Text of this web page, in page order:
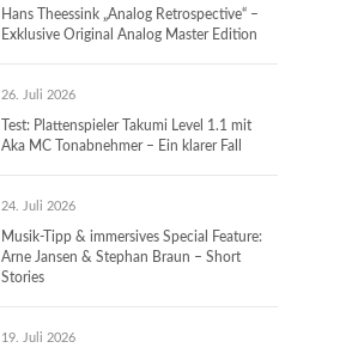
Hans Theessink „Analog Retrospective“ –
Exklusive Original Analog Master Edition
26. Juli 2026
Test: Plattenspieler Takumi Level 1.1 mit
Aka MC Tonabnehmer – Ein klarer Fall
24. Juli 2026
Musik-Tipp & immersives Special Feature:
Arne Jansen & Stephan Braun – Short
Stories
19. Juli 2026